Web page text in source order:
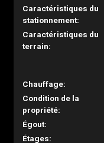
Caractéristiques du
stationnement:
Caractéristiques du
terrain:
Chauffage:
Condition de la
propriété:
Égout:
Étages: